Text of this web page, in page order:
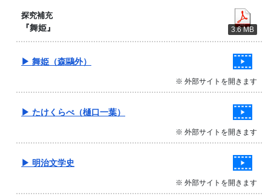
探究補充
『舞姫』 3.6 MB
▶ 舞姫（森鷗外）
※ 外部サイトを開きます
▶ たけくらべ（樋口一葉）
※ 外部サイトを開きます
▶ 明治文学史
※ 外部サイトを開きます